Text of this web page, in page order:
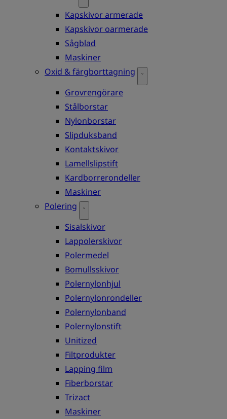
Kapskivor armerade
Kapskivor oarmerade
Sågblad
Maskiner
Oxid & färgborttagning
Grovrengörare
Stålborstar
Nylonborstar
Slipduksband
Kontaktskivor
Lamellslipstift
Kardborrerondeller
Maskiner
Polering
Sisalskivor
Lappolerskivor
Polermedel
Bomullsskivor
Polernylonhjul
Polernylonrondeller
Polernylonband
Polernylonstift
Unitized
Filtprodukter
Lapping film
Fiberborstar
Trizact
Maskiner